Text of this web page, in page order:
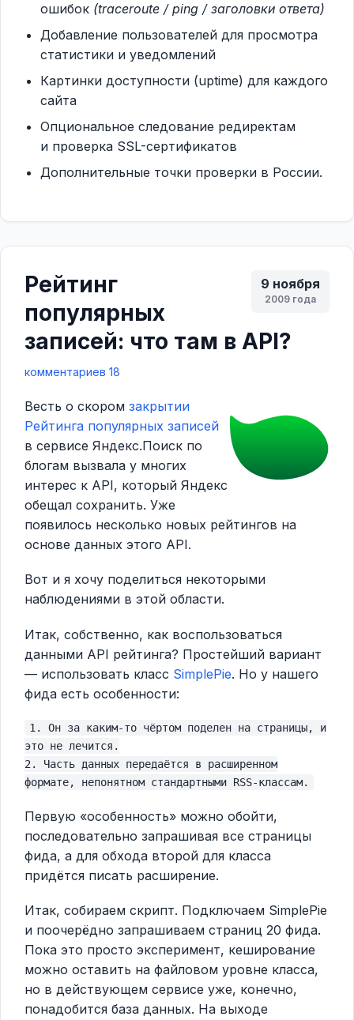
ошибок (traceroute / ping / заголовки ответа)
Добавление пользователей для просмотра
статистики и уведомлений
Картинки доступности (uptime) для каждого
сайта
Опциональное следование редиректам
и проверка SSL-сертификатов
Дополнительные точки проверки в России.
9 ноября
2009 года
Рейтинг
популярных
записей: что там в API?
комментариев 18
Весть о скором закрытии
Рейтинга популярных записей
в сервисе Яндекс.Поиск по
блогам вызвала у многих
интерес к API, который Яндекс
обещал сохранить. Уже
появилось несколько новых рейтингов на
основе данных этого API.
Вот и я хочу поделиться некоторыми
наблюдениями в этой области.
Итак, собственно, как воспользоваться
данными API рейтинга? Простейший вариант
— использовать класс SimplePie. Но у нашего
фида есть особенности:
1. Он за каким-то чёртом поделен на страницы, и
это не лечится.
2. Часть данных передаётся в расширенном
формате, непонятном стандартными RSS-классам.
Первую «особенность» можно обойти,
последовательно запрашивая все страницы
фида, а для обхода второй для класса
придётся писать расширение.
Итак, собираем скрипт. Подключаем SimplePie
и поочерёдно запрашиваем страниц 20 фида.
Пока это просто эксперимент, кеширование
можно оставить на файловом уровне класса,
но в действующем сервисе уже, конечно,
понадобится база данных. На выходе